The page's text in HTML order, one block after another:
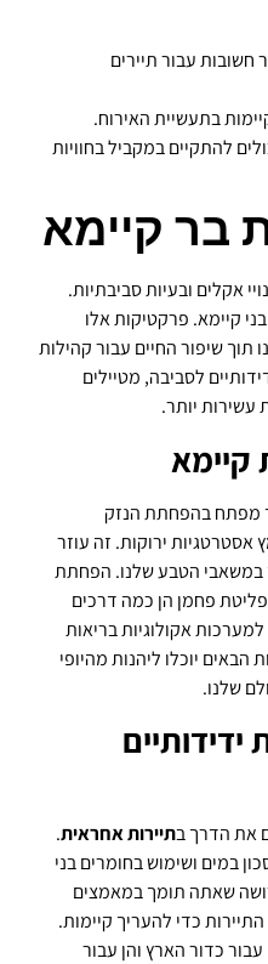
חשובות עבור תיירים
בתעשיית האירוח.
להתקיים במקביל בחוויות
בר קיימא
אקלים ובעיות סביבתיות.
קיימא. פרקטיקות אלו
שיפור החיים עבור קהילות
לסביבה, מטיילים
עשירות יותר.
קיימא
מפתח בהפחתת הנזק
אסטרטגיות ירוקות. זה עוזר
במשאבי הטבע שלנו. הפחתת
פחמן הן כמה דרכים
אקולוגיות בריאות
יוכלו ליהנות מהיופי
שלנו.
את הדרך בתיירות אחראית.
במים ושימוש בחומרים בני
שאתה תומך במאמצים
כדי להעריך קיימות.
כדור הארץ והן עבור